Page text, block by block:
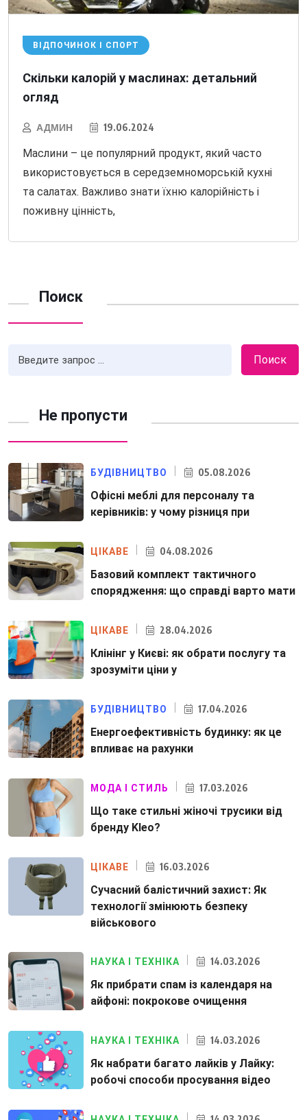
ВІДПОЧИНОК І СПОРТ
Скільки калорій у маслинах: детальний
огляд
АДМИН 19.06.2024
Маслини – це популярний продукт, який часто
використовується в середземноморській кухні
та салатах. Важливо знати їхню калорійність і
поживну цінність,
Поиск
Поиск
Не пропусти
БУДІВНИЦТВО 05.08.2026
Офісні меблі для персоналу та
керівників: у чому різниця при
ЦІКАВЕ 04.08.2026
Базовий комплект тактичного
спорядження: що справді варто мати
ЦІКАВЕ 28.04.2026
Клінінг у Києві: як обрати послугу та
зрозуміти ціни у
БУДІВНИЦТВО 17.04.2026
Енергоефективність будинку: як це
впливає на рахунки
МОДА І СТИЛЬ 17.03.2026
Що таке стильні жіночі трусики від
бренду Kleo?
ЦІКАВЕ 16.03.2026
Сучасний балістичний захист: Як
технології змінюють безпеку
військового
НАУКА І ТЕХНІКА 14.03.2026
Як прибрати спам із календаря на
айфоні: покрокове очищення
НАУКА І ТЕХНІКА 14.03.2026
Як набрати багато лайків у Лайку:
робочі способи просування відео